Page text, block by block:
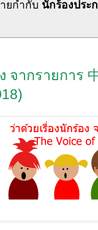
ยกำกับ นักร้องประ
จากรายการ